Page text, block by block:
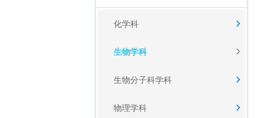
東邦大学学則・
化学科
生物学科
生物分子科学科
物理学科